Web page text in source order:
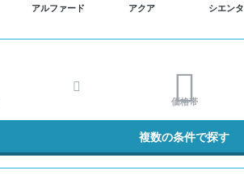
アルファード アクア シエンタ
価格帯
複数の条件で探す